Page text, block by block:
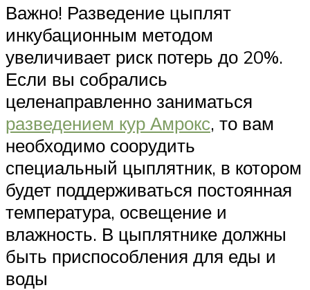
Важно! Разведение цыплят
инкубационным методом
увеличивает риск потерь до 20%.
Если вы собрались
целенаправленно заниматься
разведением кур Амрокс, то вам
необходимо соорудить
специальный цыплятник, в котором
будет поддерживаться постоянная
температура, освещение и
влажность. В цыплятнике должны
быть приспособления для еды и
воды